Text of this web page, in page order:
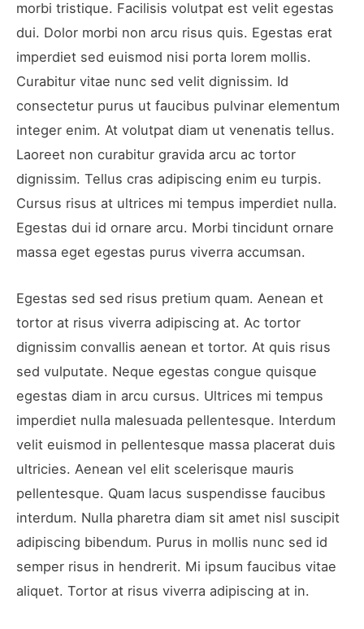
morbi tristique. Facilisis volutpat est velit egestas
dui. Dolor morbi non arcu risus quis. Egestas erat
imperdiet sed euismod nisi porta lorem mollis.
Curabitur vitae nunc sed velit dignissim. Id
consectetur purus ut faucibus pulvinar elementum
integer enim. At volutpat diam ut venenatis tellus.
Laoreet non curabitur gravida arcu ac tortor
dignissim. Tellus cras adipiscing enim eu turpis.
Cursus risus at ultrices mi tempus imperdiet nulla.
Egestas dui id ornare arcu. Morbi tincidunt ornare
massa eget egestas purus viverra accumsan.
Egestas sed sed risus pretium quam. Aenean et
tortor at risus viverra adipiscing at. Ac tortor
dignissim convallis aenean et tortor. At quis risus
sed vulputate. Neque egestas congue quisque
egestas diam in arcu cursus. Ultrices mi tempus
imperdiet nulla malesuada pellentesque. Interdum
velit euismod in pellentesque massa placerat duis
ultricies. Aenean vel elit scelerisque mauris
pellentesque. Quam lacus suspendisse faucibus
interdum. Nulla pharetra diam sit amet nisl suscipit
adipiscing bibendum. Purus in mollis nunc sed id
semper risus in hendrerit. Mi ipsum faucibus vitae
aliquet. Tortor at risus viverra adipiscing at in.